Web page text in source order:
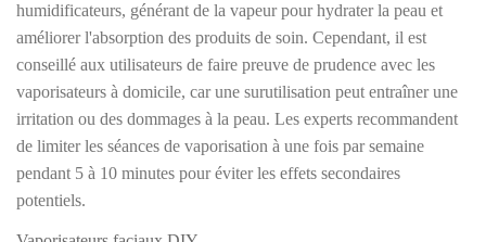
humidificateurs, générant de la vapeur pour hydrater la peau et
améliorer l'absorption des produits de soin. Cependant, il est
conseillé aux utilisateurs de faire preuve de prudence avec les
vaporisateurs à domicile, car une surutilisation peut entraîner une
irritation ou des dommages à la peau. Les experts recommandent
de limiter les séances de vaporisation à une fois par semaine
pendant 5 à 10 minutes pour éviter les effets secondaires
potentiels.